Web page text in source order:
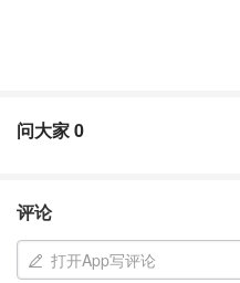
问大家0
评论
打开App写评论